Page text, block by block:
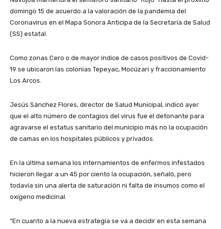
domingo 15 de acuerdo a la valoración de la pandemia del
Coronavirus en el Mapa Sonora Anticipa de la Secretaría de Salud
(SS) estatal.
Como zonas Cero o de mayor índice de casos positivos de Covid-
19 se ubicaron las colonias Tepeyac, Mocúzari y fraccionamiento
Los Arcos.
Jesús Sánchez Flores, director de Salud Municipal, indicó ayer
que el alto número de contagios del virus fue el detonante para
agravarse el estatus sanitario del municipio más no la ocupación
de camas en los hospitales públicos y privados.
En la última semana los internamientos de enfermos infestados
hicieron llegar a un 45 por ciento la ocupación, señaló, pero
todavía sin una alerta de saturación ni falta de insumos como el
oxígeno medicinal.
“En cuanto a la nueva estrategia se va a decidir en esta semana